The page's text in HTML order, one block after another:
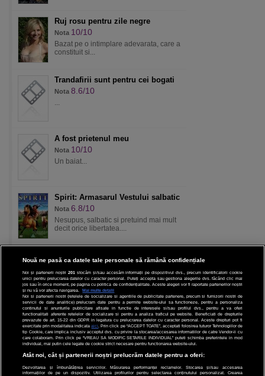
Ruj rosu pentru zile negre
Nota 10/10
Bazat pe o intimplare adevarata, care a
constituit si...
Trandafirii sunt pentru cei bogati
Nota 8.6/10
...
A fost prietenul meu
Nota 10/10
Un baiat...
Spirit: Armasarul Vestului salbatic
Nota 6.8/10
Nesupus, salbatic si pretuind mai mult
decit orice libertatea....
CINEMA
DIVERTISMENT
STIRI
TEHNOLOGIE
SPORT
Nouă ne pasă ca datele tale personale să rămână confidențiale
Noi și partenerii noștri 201 stocăm și/sau accesăm informații pe dispozitivul dvs., precum identificatorii cookie
unici pentru prelucrarea datelor cu caracter personal. Puteți accepta sau gestiona alegerile dvs. făcând clic mai
jos sau în orice moment, pe pagina cu politica de confidențialitate. Aceste alegeri vor fi raportate partenerilor noștri
și nu vă vor afecta navigarea.
Mai multe detalii
Noi si partenerii nostri (retelele de socializare si agentiile de publicitate partenere, precum si furnizorii nostri de
servicii de date analitice) prelucram date pentru a permite website-ului sa functioneze, pentru a personaliza
continutul si anunturile publicitare afisate in functie de interesele si/sau profilul dvs., pentru a va oferi
functionalitati aferente retelelor de socializare si pentru a analiza traficul pe website. Beneficiati de drepturile
prevazute de art. 15-22 din GDPR in legatura cu prelucrarea datelor cu caracter personal. Aceste drepturi pot fi
exercitate prin modalitatea indicataaici . Prin click pe “ACCEPT TOATE”, acceptati folosirea tuturor Tehnologiilor de
tip Cookie, care implica inclusiv acceptul dvs. cu privire la stocarea/accesarea informatiilor de catre Vendor-ii cu
care colaboram. Prin click pe “VREAU SA MODIFIC SETARILE INDIVIDUAL” puteti schimba preferintele in mod
individual, mai putin cele legate de cookie strict necesare pentru functionarea website-ului.
Atât noi, cât și partenerii noștri prelucrăm datele pentru a oferi:
Dezvoltarea și îmbunătățirea serviciilor. Măsurarea performanței reclamelor. Stocarea și/sau accesarea
informațiilor de pe un dispozitiv. Utilizarea profilurilor pentru selectarea conținutului personalizat. Crearea